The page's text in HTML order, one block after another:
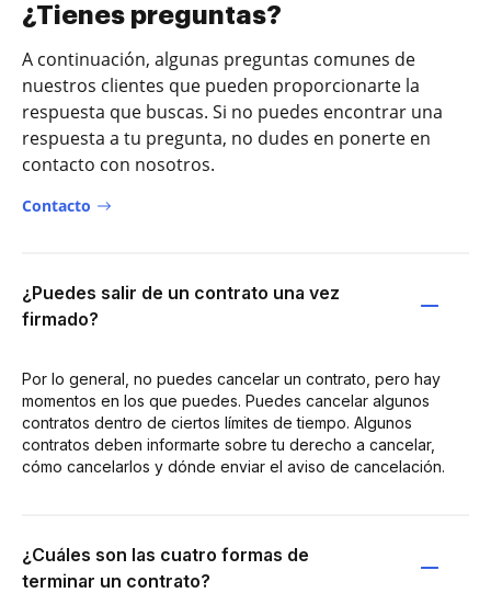
¿Tienes preguntas?
A continuación, algunas preguntas comunes de
nuestros clientes que pueden proporcionarte la
respuesta que buscas. Si no puedes encontrar una
respuesta a tu pregunta, no dudes en ponerte en
contacto con nosotros.
Contacto
¿Puedes salir de un contrato una vez
firmado?
Por lo general, no puedes cancelar un contrato, pero hay
momentos en los que puedes. Puedes cancelar algunos
contratos dentro de ciertos límites de tiempo. Algunos
contratos deben informarte sobre tu derecho a cancelar,
cómo cancelarlos y dónde enviar el aviso de cancelación.
¿Cuáles son las cuatro formas de
terminar un contrato?